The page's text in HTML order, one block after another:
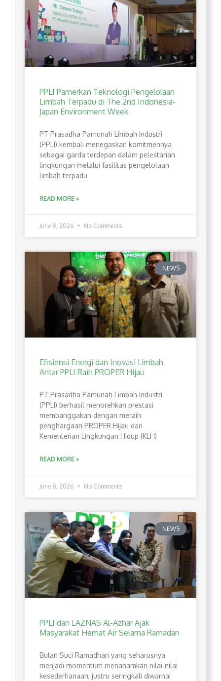
PPLI Pamerkan Teknologi Pengelolaan
Limbah Terpadu di The 2nd Indonesia-
Japan Environment Week
PT Prasadha Pamunah Limbah Industri
(PPLI) kembali menegaskan komitmennya
sebagai garda terdepan dalam pelestarian
lingkungan melalui fasilitas pengelolaan
limbah terpadu
READ MORE »
June 8, 2026 No Comments
NEWS
Efisiensi Energi dan Inovasi Limbah
Antar PPLI Raih PROPER Hijau
PT Prasadha Pamunah Limbah Industri
(PPLI) berhasil menorehkan prestasi
membanggakan dengan meraih
penghargaan PROPER Hijau dari
Kementerian Lingkungan Hidup (KLH)
READ MORE »
June 8, 2026 No Comments
NEWS
PPLI dan LAZNAS Al-Azhar Ajak
Masyarakat Hemat Air Selama Ramadan
Bulan Suci Ramadhan yang seharusnya
menjadi momentum menanamkan nilai-nilai
kesederhanaan, justru seringkali diwarnai